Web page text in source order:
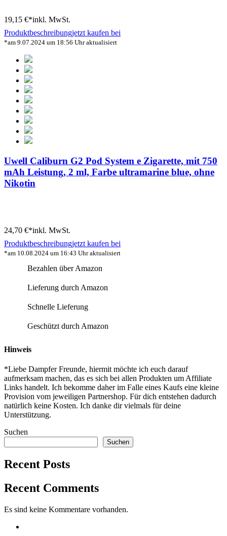
19,15 €*inkl. MwSt.
Produktbeschreibungjetzt kaufen bei
*am 9.07.2024 um 18:56 Uhr aktualisiert
Uwell Caliburn G2 Pod System e Zigarette, mit 750
mAh Leistung, 2 ml, Farbe ultramarine blue, ohne
Nikotin
24,70 €*inkl. MwSt.
Produktbeschreibungjetzt kaufen bei
*am 10.08.2024 um 16:43 Uhr aktualisiert
Bezahlen über Amazon
Lieferung durch Amazon
Schnelle Lieferung
Geschützt durch Amazon
Hinweis
*Liebe Dampfer Freunde, hiermit möchte ich euch darauf
aufmerksam machen, das es sich bei allen Produkten um Affiliate
Links handelt. Ich bekomme daher im Falle eines Kaufs eine kleine
Provision vom jeweiligen Partnershop. Für dich entstehen dadurch
natürlich keine Kosten. Ich danke dir vielmals für deine
Unterstützung.
Suchen
Suchen
Recent Posts
Recent Comments
Es sind keine Kommentare vorhanden.